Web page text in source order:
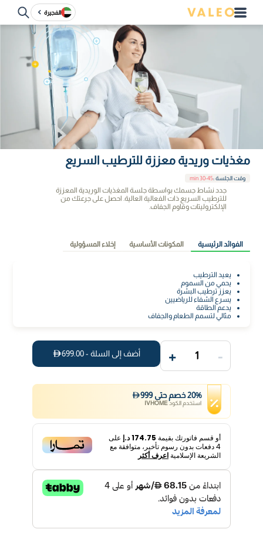
الفجيرة
مغذيات وريدية معززة للترطيب السريع
وقت الجلسة:
30-45 min
جدد نشاط جسمك بواسطة جلسة المغذيات الوريدية المعززة
للترطيب السريع ذات الفعالية العالية. احصل على جرعتك من
الإلكتروليتات وقاوم الجفاف.
الفوائد الرئيسية المكونات الأساسية إخلاء المسؤولية
يعيد الترطيب
يحمي من السموم
يعزز ترطيب البشرة
يسرع الشفاء للرياضيين
يدعم الطاقة
مثالي لتسمم الطعام والجفاف
-
1
+ أضف إلى السلة -699.00
20% خصم حتى 999
استخدم الكودIVHOME
أو قسم فاتورتك بقيمة 174.75 د.إ
على
4دفعات بدون رسوم تأخير، متوافقة مع
الشريعة الإسلاميةاعرف أكثر